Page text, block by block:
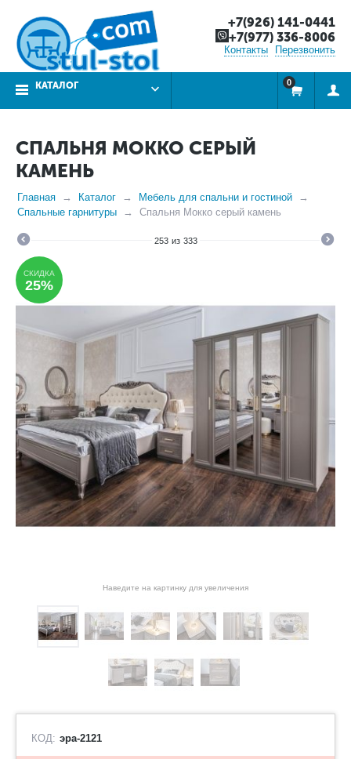
+7(926) 141-0441
+7(977) 336-8006
Контакты Перезвонить
КАТАЛОГ 0
СПАЛЬНЯ МОККО СЕРЫЙ
КАМЕНЬ
Главная Каталог
Мебель для спальни и гостиной
Спальные гарнитуры
Спальня Мокко серый камень
253 из 333
СКИДКА
25%
Наведите на картинку для увеличения
КОД: эра-2121